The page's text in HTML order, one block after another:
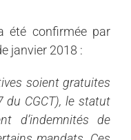
été confirmée par
janvier 2018 :
soient gratuites
du CGCT), le statut
d’indemnités de